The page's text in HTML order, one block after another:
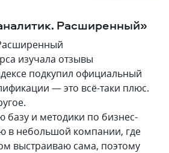
Расширенный»
изучала отзывы
подкупил официальный
— это всё-таки плюс.
базу и методики по бизнес-
в небольшой компании, где
выстраиваю сама, поэтому